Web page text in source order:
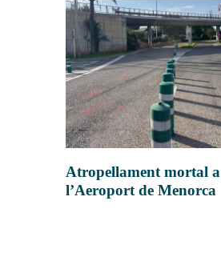
Atropellament mortal a
l’Aeroport de Menorca